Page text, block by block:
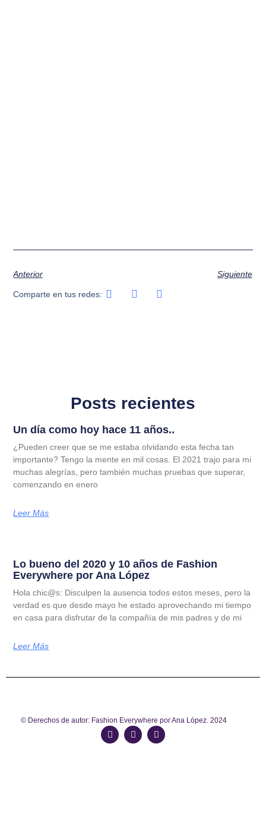
Anterior Siguiente
Comparte en tus redes:
Posts recientes
Un día como hoy hace 11 años..
¿Pueden creer que se me estaba olvidando esta fecha tan
importante? Tengo la mente en mil cosas. El 2021 trajo para mi
muchas alegrías, pero también muchas pruebas que superar,
comenzando en enero
Leer Más
Lo bueno del 2020 y 10 años de Fashion
Everywhere por Ana López
Hola chic@s: Disculpen la ausencia todos estos meses, pero la
verdad es que desde mayo he estado aprovechando mi tiempo
en casa para disfrutar de la compañía de mis padres y de mi
Leer Más
© Derechos de autor: Fashion Everywhere por Ana López. 2024